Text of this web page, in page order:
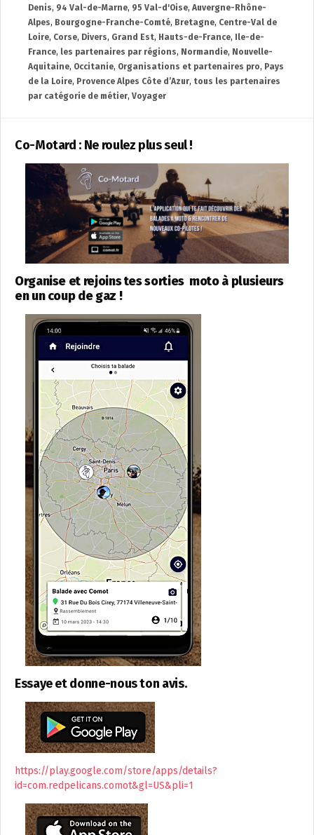
Denis, 94 Val-de-Marne, 95 Val-d'Oise, Auvergne-Rhône-
Alpes, Bourgogne-Franche-Comté, Bretagne, Centre-Val de
Loire, Corse, Divers, Grand Est, Hauts-de-France, Ile-de-
France, les partenaires par régions, Normandie, Nouvelle-
Aquitaine, Occitanie, Organisations et partenaires pro, Pays
de la Loire, Provence Alpes Côte d’Azur, tous les partenaires
par catégorie de métier, Voyager
Co-Motard : Ne roulez plus seul !
Organise et rejoins tes sorties moto à plusieurs
en un coup de gaz !
Essaye et donne-nous ton avis.
https://play.google.com/store/apps/details?
id=com.redpelicans.comot&gl=US&pli=1